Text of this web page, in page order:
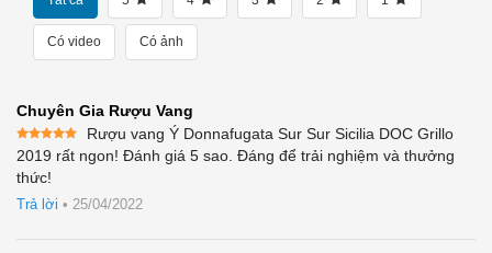
Có video Có ảnh
Chuyên Gia Rượu Vang
Được xếp
hạng5 5
sao
Rượu vang Ý Donnafugata Sur Sur Sicilia DOC Grillo
2019 rất ngon! Đánh giá 5 sao. Đáng để trải nghiệm và thưởng
thức!
Trả lời • 25/04/2022